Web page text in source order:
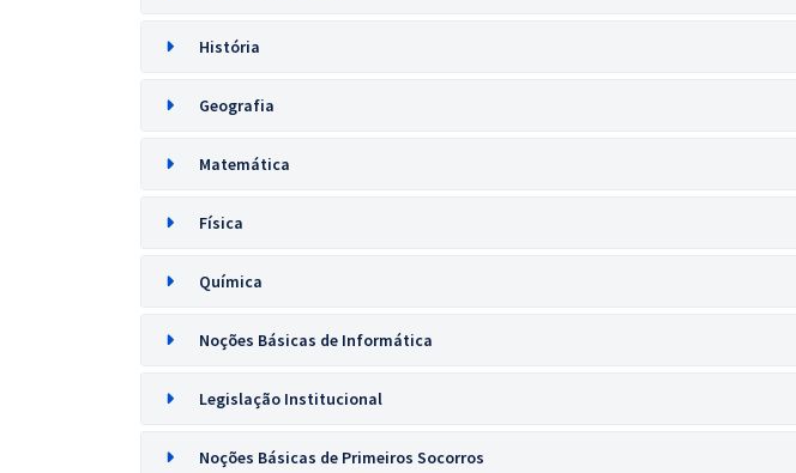
História
Geografia
Matemática
Física
Química
Noções Básicas de Informática
Legislação Institucional
Noções Básicas de Primeiros Socorros